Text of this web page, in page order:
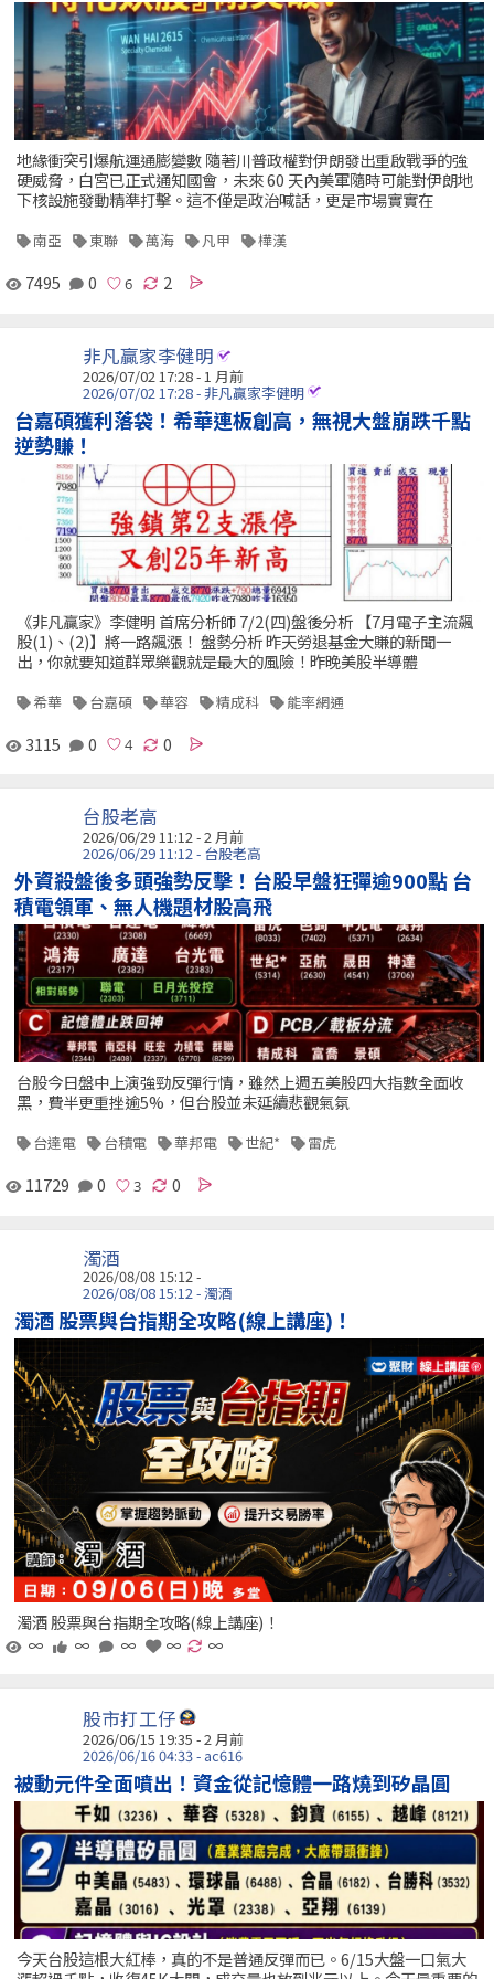
地緣衝突引爆航運通膨變數 隨著川普政權對伊朗發出重啟戰爭的強
硬威脅，白宮已正式通知國會，未來 60 天內美軍隨時可能對伊朗地
下核設施發動精準打擊。這不僅是政治喊話，更是市場實實在
南亞 東聯 萬海 凡甲 樺漢
7495 0 2
非凡贏家李健明
2026/07/02 17:28 - 1 月前
2026/07/02 17:28 - 非凡贏家李健明
台嘉碩獲利落袋！希華連板創高，無視大盤崩跌千點
逆勢賺！
《非凡贏家》李健明 首席分析師 7/2(四)盤後分析 【7月電子主流飆
股(1)、(2)】將一路飆漲！ 盤勢分析 昨天勞退基金大賺的新聞一
出，你就要知道群眾樂觀就是最大的風險！昨晚美股半導體
希華 台嘉碩 華容 精成科 能率網通
3115 0 0
台股老高
2026/06/29 11:12 - 2 月前
2026/06/29 11:12 - 台股老高
外資殺盤後多頭強勢反擊！台股早盤狂彈逾900點 台
積電領軍、無人機題材股高飛
台股今日盤中上演強勁反彈行情，雖然上週五美股四大指數全面收
黑，費半更重挫逾5%，但台股並未延續悲觀氣氛
台達電 台積電 華邦電 世紀* 雷虎
11729 0 0
濁酒
2026/08/08 15:12 -
2026/08/08 15:12 - 濁酒
濁酒 股票與台指期全攻略(線上講座)！
濁酒 股票與台指期全攻略(線上講座)！
∞
∞ ∞ ∞ ∞
股市打工仔
2026/06/15 19:35 - 2 月前
2026/06/16 04:33 - ac616
被動元件全面噴出！資金從記憶體一路燒到矽晶圓
今天台股這根大紅棒，真的不是普通反彈而已。6/15大盤一口氣大